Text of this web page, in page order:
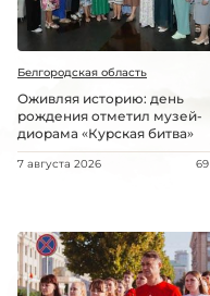
Белгородская область
Оживляя историю: день
рождения отметил музей-
диорама «Курская битва»
7 августа 2026 69